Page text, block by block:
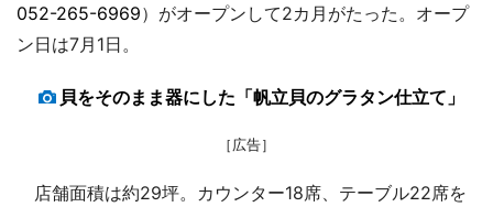
052-265-6969）がオープンして2カ月がたった。オープ
ン日は7月1日。
貝をそのまま器にした「帆立貝のグラタン仕立て」
［広告］
店舗面積は約29坪。カウンター18席、テーブル22席を